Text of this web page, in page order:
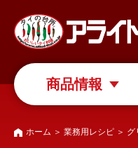
商品情報
ホーム ＞ 業務用レシピ ＞